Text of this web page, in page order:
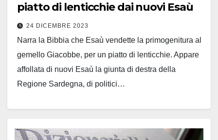
piatto di lenticchie dai nuovi Esaù
24 DICEMBRE 2023
Narra la Bibbia che Esaù vendette la primogenitura al
gemello Giacobbe, per un piatto di lenticchie. Appare
affollata di nuovi Esaù la giunta di destra della
Regione Sardegna, di politici…